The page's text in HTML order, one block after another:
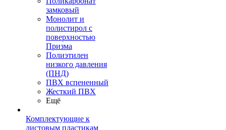
замковый
Монолит и
полистирол с
поверхностью
Призма
Полиэтилен
низкого давления
(ПНД)
ПВХ вспененный
Жесткий ПВХ
Ещё
Комплектующие к
листовым пластикам